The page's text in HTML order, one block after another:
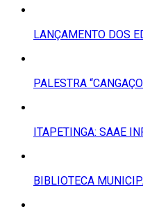
LANÇAMENTO DOS
PALESTRA
ITAPETINGA: SAAE
BIBLIOTECA